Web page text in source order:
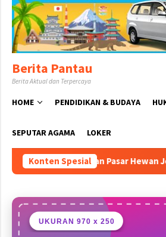
Loncat
konten
Berita Pantau
Berita Aktual dan Terpercaya
HOME PENDIDIKAN & BUDAYA
SEPUTAR AGAMA LOKER
Konten Spesial
Jonggol, Perkuat Ekonomi
UKURAN 970 x 250